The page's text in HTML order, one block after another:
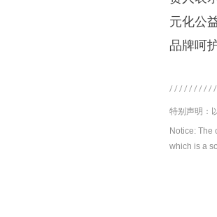
元化公
品牌呵
特别声明：
Notice: The
which is a